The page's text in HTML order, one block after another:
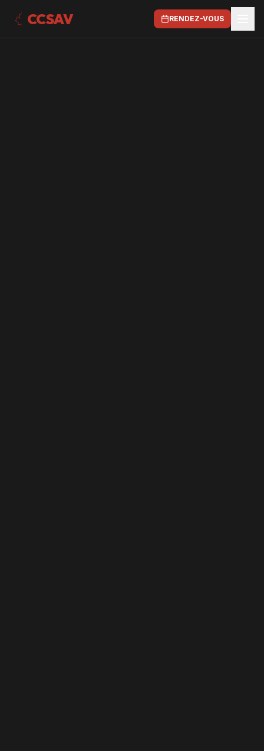
CCSAV RENDEZ-VOUS